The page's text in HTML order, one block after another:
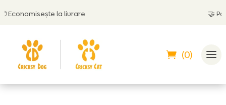
la livrare Poți
(0)